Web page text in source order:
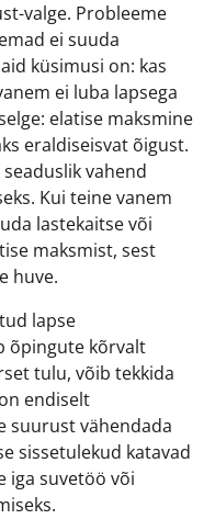
valge. Probleeme
ei suuda
küsimusi on: kas
ei luba lapsega
elatise maksmine
eraldiseisvat õigust.
vahend
Kui teine vanem
lastekaitse või
maksmist, sest
huve.
lapse
õpingute kõrvalt
tulu, võib tekkida
endiselt
suurust vähendada
sissetulekud katavad
iga suvetöö või